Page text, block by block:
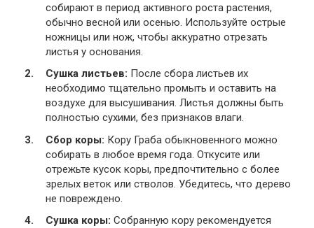
собирают в период активного роста растения,
обычно весной или осенью. Используйте острые
ножницы или нож, чтобы аккуратно отрезать
листья у основания.
Сушка листьев: После сбора листьев их
необходимо тщательно промыть и оставить на
воздухе для высушивания. Листья должны быть
полностью сухими, без признаков влаги.
Сбор коры: Кору Граба обыкновенного можно
собирать в любое время года. Откусите или
отрежьте кусок коры, предпочтительно с более
зрелых веток или стволов. Убедитесь, что дерево
не повреждено.
Сушка коры: Собранную кору рекомендуется